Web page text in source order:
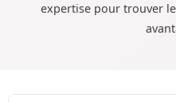
expertise pour trouver